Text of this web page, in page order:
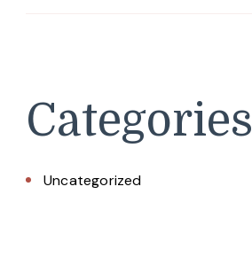
Categories
Uncategorized